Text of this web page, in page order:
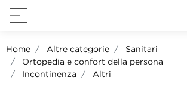
Home Altre categorie
Sanitari
Ortopedia e confort della persona
Incontinenza
Altri